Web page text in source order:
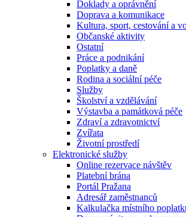
Doklady a oprávnění
Doprava a komunikace
Kultura, sport, cestování a
Občanské aktivity
Ostatní
Práce a podnikání
Poplatky a daně
Rodina a sociální péče
Služby
Školství a vzdělávání
Výstavba a památková péče
Zdraví a zdravotnictví
Zvířata
Životní prostředí
Elektronické služby
Online rezervace návštěv
Platební brána
Portál Pražana
Adresář zaměstnanců
Kalkulačka místního